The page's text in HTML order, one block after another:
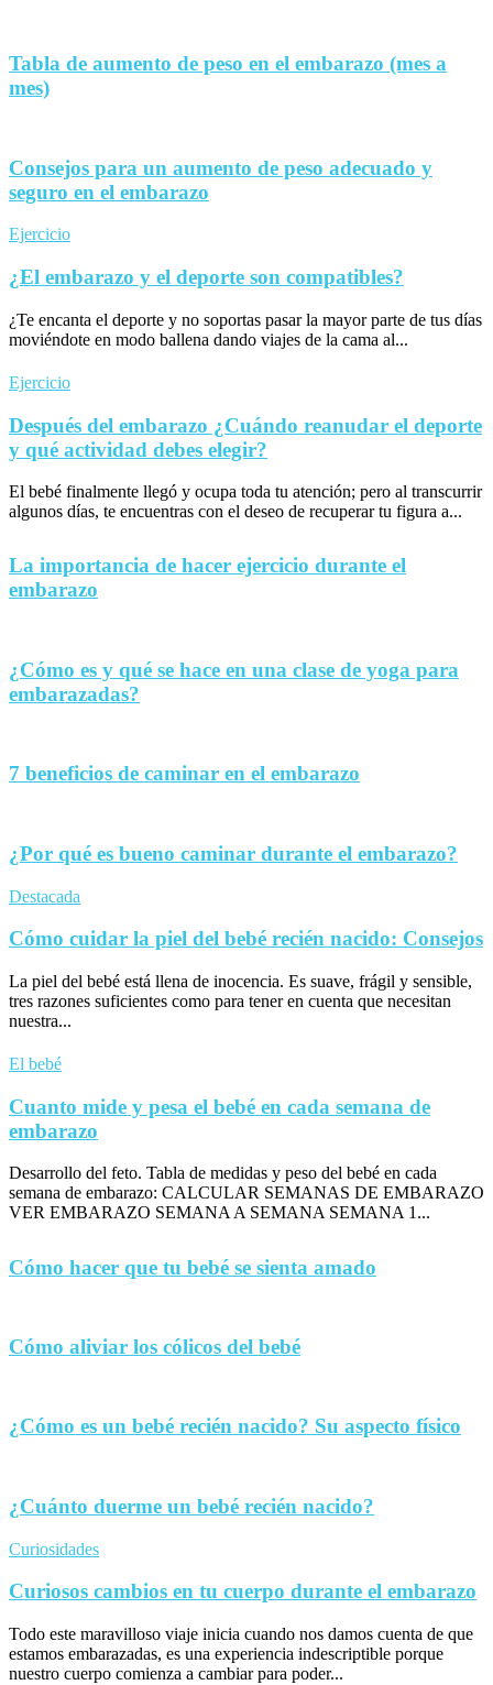
Tabla de aumento de peso en el embarazo (mes a
mes)
Consejos para un aumento de peso adecuado y
seguro en el embarazo
Ejercicio
¿El embarazo y el deporte son compatibles?
¿Te encanta el deporte y no soportas pasar la mayor parte de tus días
moviéndote en modo ballena dando viajes de la cama al...
Ejercicio
Después del embarazo ¿Cuándo reanudar el deporte
y qué actividad debes elegir?
El bebé finalmente llegó y ocupa toda tu atención; pero al transcurrir
algunos días, te encuentras con el deseo de recuperar tu figura a...
La importancia de hacer ejercicio durante el
embarazo
¿Cómo es y qué se hace en una clase de yoga para
embarazadas?
7 beneficios de caminar en el embarazo
¿Por qué es bueno caminar durante el embarazo?
Destacada
Cómo cuidar la piel del bebé recién nacido: Consejos
La piel del bebé está llena de inocencia. Es suave, frágil y sensible,
tres razones suficientes como para tener en cuenta que necesitan
nuestra...
El bebé
Cuanto mide y pesa el bebé en cada semana de
embarazo
Desarrollo del feto. Tabla de medidas y peso del bebé en cada
semana de embarazo: CALCULAR SEMANAS DE EMBARAZO
VER EMBARAZO SEMANA A SEMANA SEMANA 1...
Cómo hacer que tu bebé se sienta amado
Cómo aliviar los cólicos del bebé
¿Cómo es un bebé recién nacido? Su aspecto físico
¿Cuánto duerme un bebé recién nacido?
Curiosidades
Curiosos cambios en tu cuerpo durante el embarazo
Todo este maravilloso viaje inicia cuando nos damos cuenta de que
estamos embarazadas, es una experiencia indescriptible porque
nuestro cuerpo comienza a cambiar para poder...